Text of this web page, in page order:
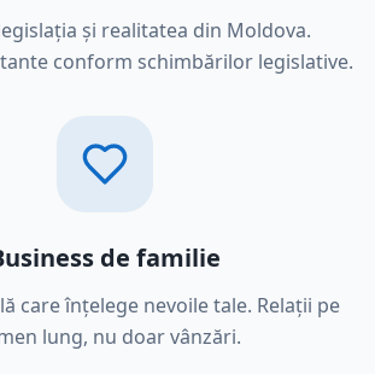
și realitatea din Moldova.
conform schimbărilor legislative.
de familie
care înțelege nevoile tale. Relații pe
lung, nu doar vânzări.